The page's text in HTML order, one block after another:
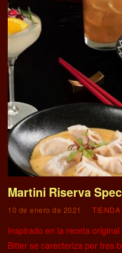
Martini Riserva
10 de enero de 2021
Inspirado en la receta
Bitter se carecteriza por tres